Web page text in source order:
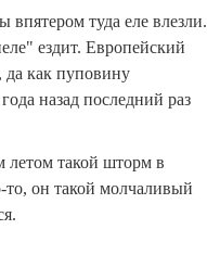
туда еле влезли.
ездит. Европейский
как пуповину
назад последний раз
летом такой шторм в
то, он такой молчаливый